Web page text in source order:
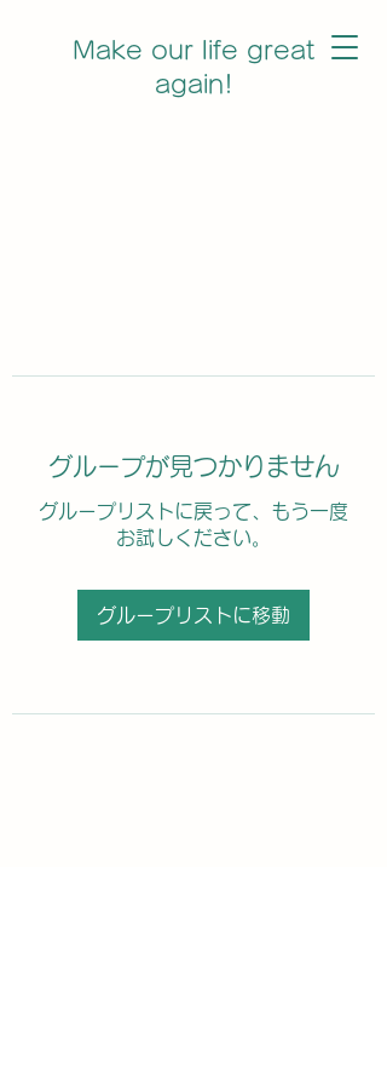
Make our life great
again!
グループが見つかりません
グループリストに戻って、もう一度
お試しください。
グループリストに移動